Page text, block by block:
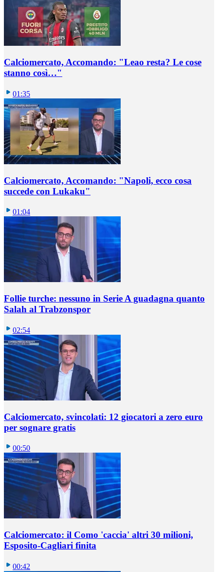
Calciomercato, Accomando: "Leao resta? Le cose
stanno così…"
01:35
Calciomercato, Accomando: "Napoli, ecco cosa
succede con Lukaku"
01:04
Follie turche: nessuno in Serie A guadagna quanto
Salah al Trabzonspor
02:54
Calciomercato, svincolati: 12 giocatori a zero euro
per sognare gratis
00:50
Calciomercato: il Como 'caccia' altri 30 milioni,
Esposito-Cagliari finita
00:42